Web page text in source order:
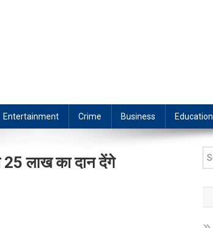
Entertainment Crime Business Education
25 लाख का दान देंगे